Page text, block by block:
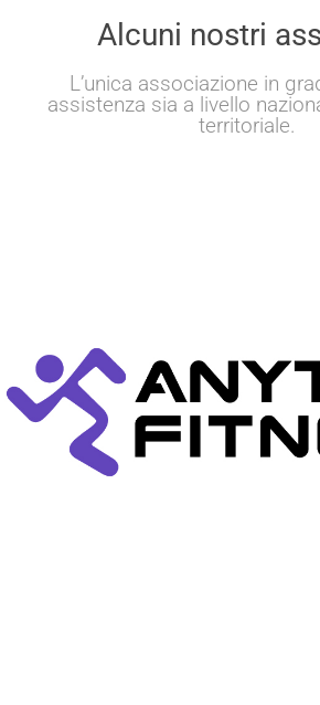
Alcuni nostri
L’unica associazione in
assistenza sia a livello
territoriale.